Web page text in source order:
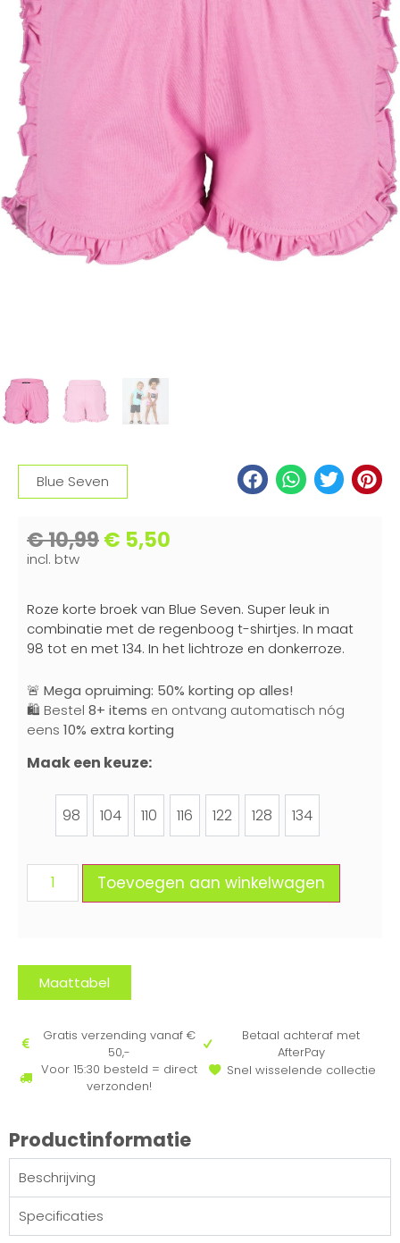
Blue Seven
€10,99€ 5,50
incl. btw
Roze korte broek van Blue Seven. Super leuk in
combinatie met de regenboog t-shirtjes. In maat
98 tot en met 134. In het lichtroze en donkerroze.
🚨 Mega opruiming: 50% korting op alles!
🛍️ Bestel 8+ items en ontvang automatisch nóg
eens 10% extra korting
Maak een keuze:
98
98
104
104
110
110
116
116
122
122
128
128
134
134
Toevoegen aan winkelwagen
Maattabel
Gratis verzending vanaf €
50,-
Voor 15:30 besteld = direct
verzonden!
Betaal achteraf met
AfterPay
Snel wisselende collectie
Productinformatie
Beschrijving
Specificaties